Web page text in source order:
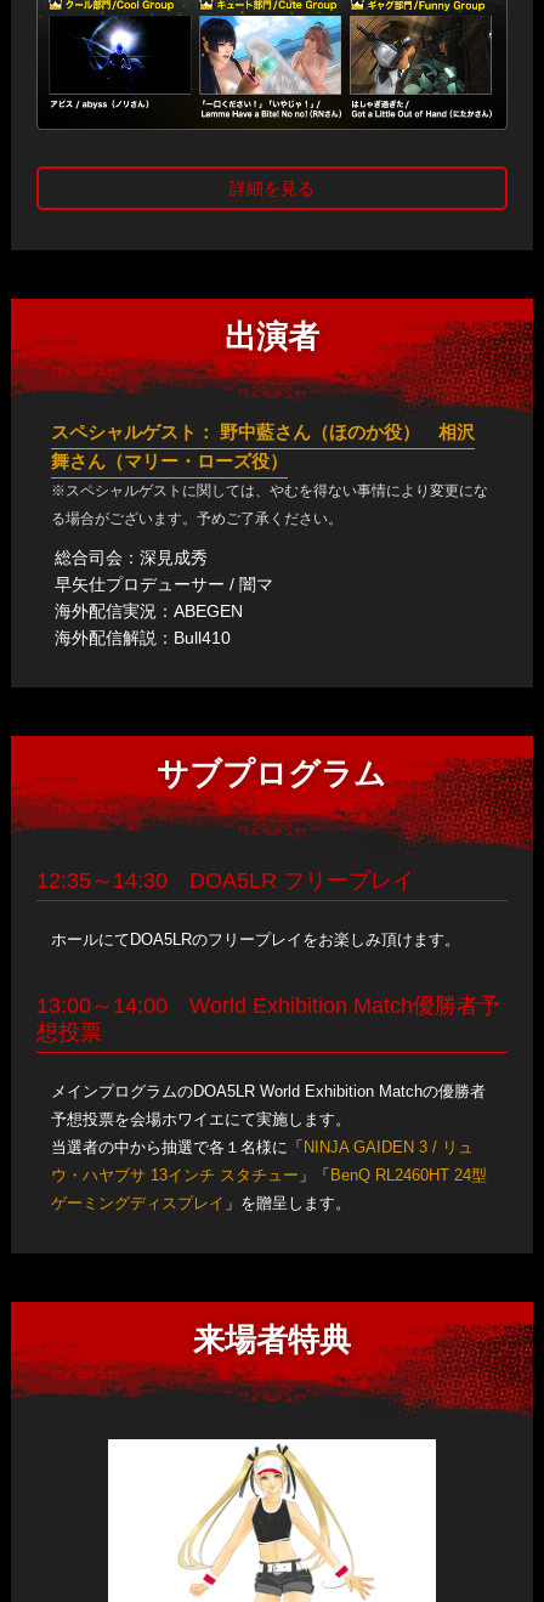
す。
・各選手の配置は
こちらをご確認下さい。
トーナメント参加制限
年齢制限 満17歳以上。国籍、在住による制限なし。
・使用キャラクターの選択制限はありません。
・対戦開始前に対戦者同士でじゃんけんを実施し、勝者はサイ
ド選択権、キャラクター後出し権を選択できます。
サイド選択権・・・「1Por2P」を選択できます。
キャラクター後出し権・・・対戦で使用するキャラクターを
後から決められます。
使用ハードウェア
ハード： PlayStation®4
モニター： Benq RL2460HT
コントロー
HORI製「リアルアーケードPro.隼」シリーズ
[画像]
【コントローラーの持ち込みについて】
・Playstation®4対応アーケードスティック及びコントローラ
・ハードウェアトラブル防止のため、変換機を介してのXbox
360、Xbox One対応 コントローラーの持込み使用は認め
ません。
・持ち込み頂いたコントローラーについては、動作の保証は
できません。動作しない場合は、事務局でご用意するコ
ゲーム設定
・使用ソフト：Dead or Alive 5 Last Round(PS4™)
・カメラタイプ：クラシック
・ヒットエフェクト：OFF
・汚れの表現：ON
・汗と濡れの表現:ON
・オンラインの入力感：設定しない
・以下に定める行為が認められた場合、退場を命ずる場合があ
書類審査
2015年7月20日(月・祝) までに、受付メールアドレス宛に必要
事項と当日参加される衣装を着ている写真をお送りくださ
い。いただいた内容を元にコーエーテクモゲームス内で書類
確認のメールを送信いたします。
会場審査、ステージ審査の結果を加算し、合計点の高い方を
表彰いたします。
会場審査
『DEAD OR ALIVE FESTIVAL』会場にて、事前にお
送りいただいた写真を掲示し、来場者による投票を行
います。
ステージ審
査
8月1日(土)に行われるコスプレコンテストステージに
おいて、審査員による審査を行います。
① テーマに沿ったコスプレが対象となります。
② 年齢、性別は問いません。
③ コスプレコンテスト当日『DEAD OR ALIVE FESTIVAL』
（大崎ブライトコアホール）にて行われる本選にご参加い
ただける方に限ります。
④ コスチュームの部品は、既製品や本人以外の制作でも結構
です。また、デザインは公表されているキャラクターに基
参加方法
下記注意事項をお読みいただき、下記の応募用アドレスま
で、必要事項、書類審査用の写真をお送り下さい。
書類審査の上、本選に出場いただく方には当社よりメールに
受付：
promotion08@koeitecmo.co.jp
件名：「DEAD OR ALIVE FESTIVAL コスプレコンテスト 申
し込み」
・郵便番号／住所／電話番号／E-mail アドレス／自己
※お送りいただきますお写真は、ファイル転送サービスをご利用いただくか、フ
ァイルの合計サイズを3MB以内にして添付にてお送り下さい。なお、お預かりし
た写真データは返却できません。
詳細を見る
『DEAD OR ALIVE 5 Last Round』に登場するキャラクターの
フォト
クール部門 ：
キャラクターのカッコいいと思うシーンのフォト
キュート部門：
キャラクターのカワイイと思うシーンのフォト
キャラクターの面白いと思うシーンのフォト
※写真を複数枚繋げて、ストーリー調に見せる作品も応募可能です。
その際、ストーリー進行が明確になるよう、ファイル名に番号を付ける、表示順
各部門:
DEAD OR ALIVE 5 Ultimate: ARCADE 特大マルチフ
準優勝:
ー 全6種セット画像
３位:
DEAD OR ALIVE 5 Ultimate: ARCADE トレーディン
グ缶バッジ 全22種類セット
2015年7月12日(日) までに、受付メールアドレス宛に必要事項
と写真をお送りください。 いただいた内容を元にコーエーテ
クモゲームス内で書類審査を行います。
WEB審査、会場審査、ステージ審査の結果を加算し、合計点
の高い方を表彰いたします。
出演者
スペシャルゲスト： 野中藍さん（ほのか役） 相沢
舞さん（マリー・ローズ役）
※スペシャルゲストに関しては、やむを得ない事情により変更にな
る場合がございます。予めご了承ください。
総合司会：深見成秀
早矢仕プロデューサー / 闇マ
海外配信実況：ABEGEN
海外配信解説：Bull410
サブプログラム
12:35～14:30 DOA5LR フリープレイ
ホールにてDOA5LRのフリープレイをお楽しみ頂けます。
13:00～14:00 World Exhibition Match優勝者予
想投票
メインプログラムのDOA5LR World Exhibition Matchの優勝者
予想投票を会場ホワイエにて実施します。
当選者の中から抽選で各１名様に「NINJA GAIDEN 3 / リュ
ウ・ハヤブサ 13インチ スタチュー 」「BenQ RL2460HT 24型
ゲーミングディスプレイ 」を贈呈します。
来場者特典